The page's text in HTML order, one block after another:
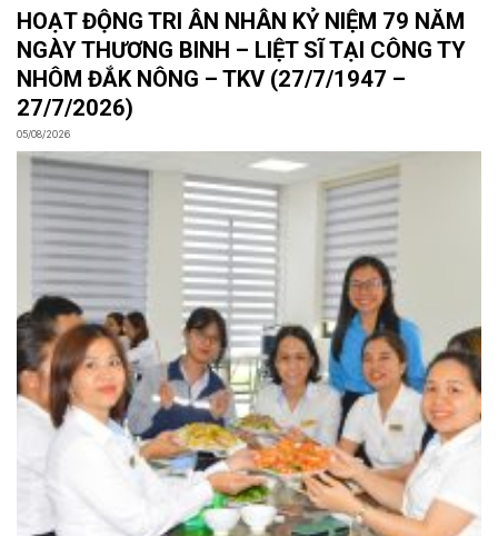
HOẠT ĐỘNG TRI ÂN NHÂN KỶ NIỆM 79 NĂM
NGÀY THƯƠNG BINH – LIỆT SĨ TẠI CÔNG TY
NHÔM ĐẮK NÔNG – TKV (27/7/1947 –
27/7/2026)
05/08/2026